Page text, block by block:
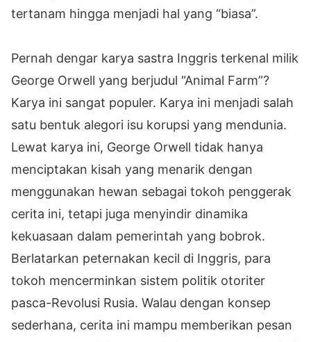
tertanam hingga menjadi hal yang “biasa”.
Pernah dengar karya sastra Inggris terkenal milik
George Orwell yang berjudul “Animal Farm”?
Karya ini sangat populer. Karya ini menjadi salah
satu bentuk alegori isu korupsi yang mendunia.
Lewat karya ini, George Orwell tidak hanya
menciptakan kisah yang menarik dengan
menggunakan hewan sebagai tokoh penggerak
cerita ini, tetapi juga menyindir dinamika
kekuasaan dalam pemerintah yang bobrok.
Berlatarkan peternakan kecil di Inggris, para
tokoh mencerminkan sistem politik otoriter
pasca-Revolusi Rusia. Walau dengan konsep
sederhana, cerita ini mampu memberikan pesan